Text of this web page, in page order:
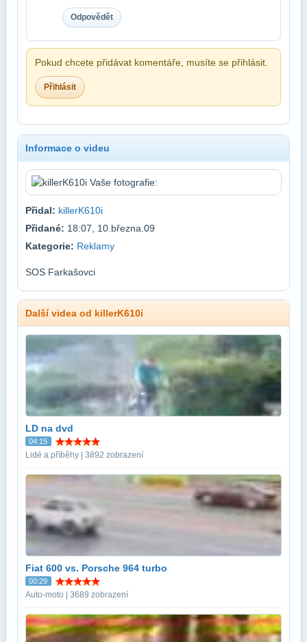
Odpovědět
Pokud chcete přidávat komentáře, musíte se přihlásit.
Přihlásit
Informace o videu
Přidal: killerK610i
Přidané: 18:07, 10.března.09
Kategorie: Reklamy
SOS Farkašovci
Další videa od killerK610i
LD na dvd
04:15
Lidé a příběhy | 3892 zobrazení
Fiat 600 vs. Porsche 964 turbo
00:29
Auto-moto | 3689 zobrazení